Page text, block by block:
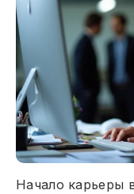
Начало карьеры